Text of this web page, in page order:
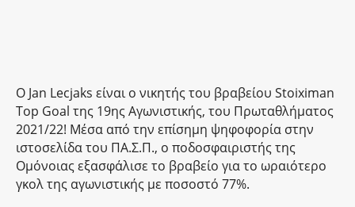
O Jan Lecjaks είναι ο νικητής του βραβείου Stoiximan
Top Goal της 19ης Αγωνιστικής, του Πρωταθλήματος
2021/22! Μέσα από την επίσημη ψηφοφορία στην
ιστοσελίδα του ΠΑ.Σ.Π., ο ποδοσφαιριστής της
Ομόνοιας εξασφάλισε το βραβείο για το ωραιότερο
γκολ της αγωνιστικής με ποσοστό 77%.